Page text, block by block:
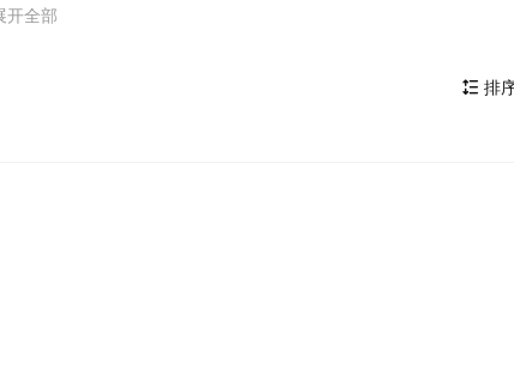
换着不同的身份，经历了各种奇遇。而在这样的经历中，他也慢慢
开全部
 排